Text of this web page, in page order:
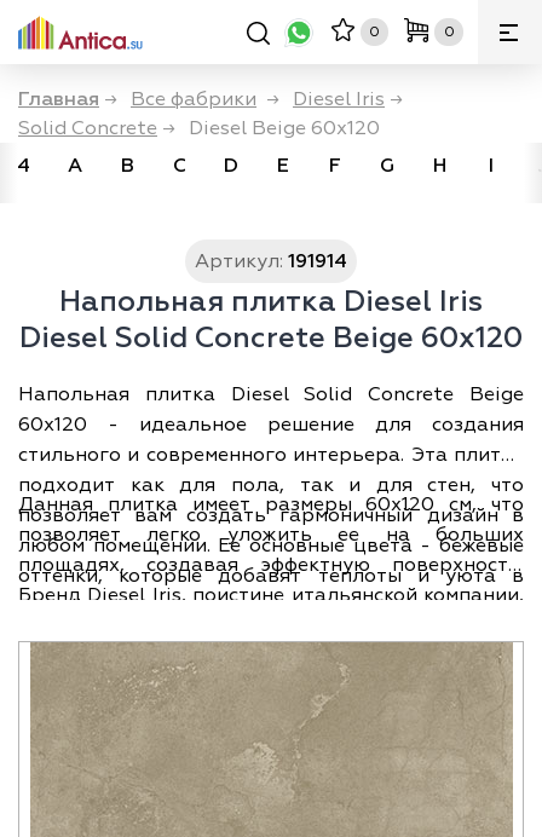
0 0
Главная → Все фабрики → Diesel Iris →
Solid Concrete →
Diesel Beige 60x120
4
A B C D E F G H I
Артикул: 191914
Напольная плитка Diesel Iris
Diesel Solid Concrete Beige 60x120
Напольная плитка Diesel Solid Concrete Beige
60x120 - идеальное решение для создания
стильного и современного интерьера. Эта плитка
подходит как для пола, так и для стен, что
позволяет вам создать гармоничный дизайн в
любом помещении. Ее основные цвета - бежевые
оттенки, которые добавят теплоты и уюта в
вашей комнате.
Данная плитка имеет размеры 60х120 см, что
позволяет легко уложить ее на больших
площадях, создавая эффектную поверхность.
Бренд Diesel Iris, поистине итальянской компании,
надежности товара. Коллекция Solid Concrete -
это гарантия стиля и элегантности в вашем доме.
Плитка обладает шириной 60 см и длиной 120 см,
что придает ей уникальность и эстетичность.